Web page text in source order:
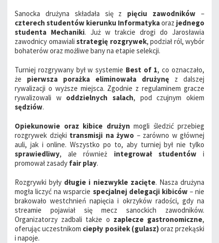
Sanocka drużyna składała się z pięciu zawodników –
czterech studentów kierunku Informatykaoraz jednego
studenta Mechaniki. Już w trakcie drogi do Jarosławia
zawodnicy omawiali strategię rozgrywek, podział ról, wybór
bohaterów oraz możliwe bany na etapie selekcji.
Turniej rozgrywany był w systemie Best of 1, co oznaczało,
że pierwsza porażka eliminowała drużynę z dalszej
rywalizacji o wyższe miejsca. Zgodnie z regulaminem gracze
rywalizowali w oddzielnych salach, pod czujnym okiem
sędziów.
Opiekunowie oraz kibice drużyn mogli śledzić przebieg
rozgrywek dzięki transmisji na żywo – zarówno w głównej
auli, jak i online. Wszystko po to, aby turniej był nie tylko
sprawiedliwy, ale również integrował studentówi
promował zasady fair play.
Rozgrywki były długie i niezwykle zacięte. Nasza drużyna
mogła liczyć na wsparcie specjalnej delegacji kibiców– nie
brakowało westchnień napięcia i okrzyków radości, gdy na
streamie pojawiał się mecz sanockich zawodników.
Organizatorzy zadbali także o zaplecze gastronomiczne,
oferując uczestnikom ciepły posiłek (gulasz)oraz przekąski
i napoje.